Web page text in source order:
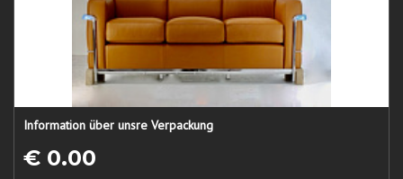
Information über unsre Verpackung
€ 0.00